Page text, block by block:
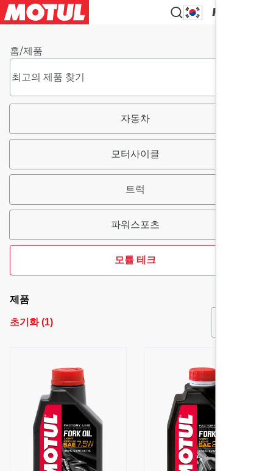
KO
홈/제품
자동차
모터사이클
트럭
파워스포츠
모튤 테크
제품
초기화(1)